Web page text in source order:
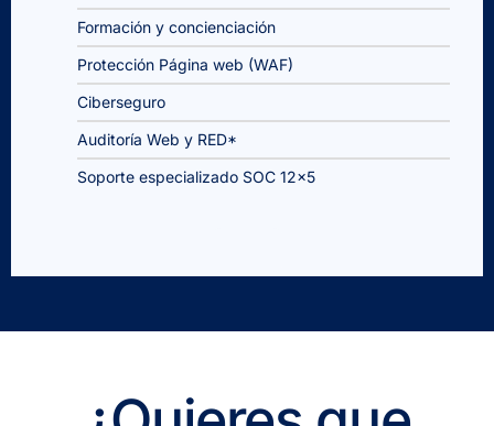
Formación y concienciación
Protección Página web (WAF)
Ciberseguro
Auditoría Web y RED*
Soporte especializado SOC 12×5